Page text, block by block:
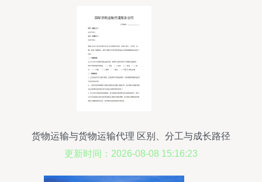
货物运输与货物运输代理 区别、分工与成长路径
更新时间：2026-08-08 15:16:23